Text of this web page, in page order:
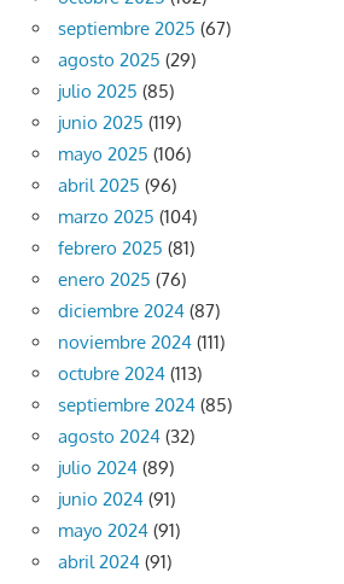
septiembre 2025 (67)
agosto 2025 (29)
julio 2025 (85)
junio 2025 (119)
mayo 2025 (106)
abril 2025 (96)
marzo 2025 (104)
febrero 2025 (81)
enero 2025 (76)
diciembre 2024 (87)
noviembre 2024 (111)
octubre 2024 (113)
septiembre 2024 (85)
agosto 2024 (32)
julio 2024 (89)
junio 2024 (91)
mayo 2024 (91)
abril 2024 (91)